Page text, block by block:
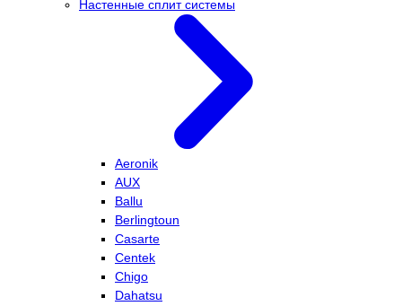
Настенные сплит системы
Aeronik
AUX
Ballu
Berlingtoun
Casarte
Centek
Chigo
Dahatsu